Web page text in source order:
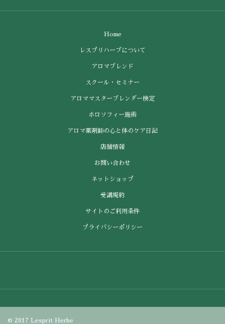
Home
レスプリハーブについて
アロマブレンド
スクール・セミナー
アロママスターブレンダー検定
ホロソフィー施術
アロマ薬剤師の心と体のケア日記
店舗情報
お問い合わせ
ネットショップ
受講規約
サイトのご利用条件
プライバシーポリシー
© 2017 Lesprit Herbe